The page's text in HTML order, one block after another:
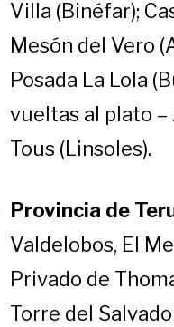
Villa (Binéfar);
Mesón del Vero
Posada La Lola
vueltas al plato –
Tous (Linsoles).
Provincia de
Valdelobos, El
Privado de
Torre del